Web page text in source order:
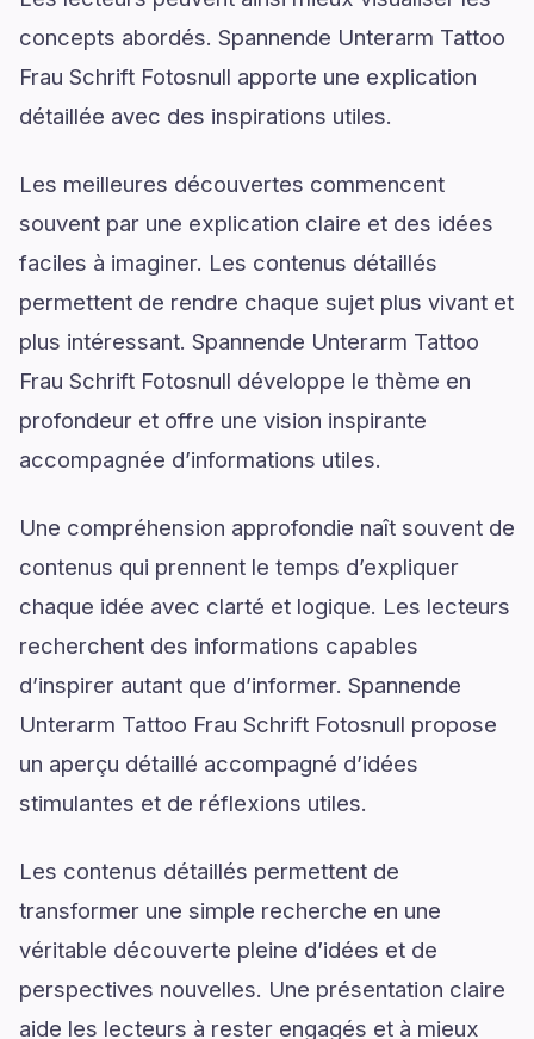
concepts abordés. Spannende Unterarm Tattoo
Frau Schrift Fotosnull apporte une explication
détaillée avec des inspirations utiles.
Les meilleures découvertes commencent
souvent par une explication claire et des idées
faciles à imaginer. Les contenus détaillés
permettent de rendre chaque sujet plus vivant et
plus intéressant. Spannende Unterarm Tattoo
Frau Schrift Fotosnull développe le thème en
profondeur et offre une vision inspirante
accompagnée d’informations utiles.
Une compréhension approfondie naît souvent de
contenus qui prennent le temps d’expliquer
chaque idée avec clarté et logique. Les lecteurs
recherchent des informations capables
d’inspirer autant que d’informer. Spannende
Unterarm Tattoo Frau Schrift Fotosnull propose
un aperçu détaillé accompagné d’idées
stimulantes et de réflexions utiles.
Les contenus détaillés permettent de
transformer une simple recherche en une
véritable découverte pleine d’idées et de
perspectives nouvelles. Une présentation claire
aide les lecteurs à rester engagés et à mieux